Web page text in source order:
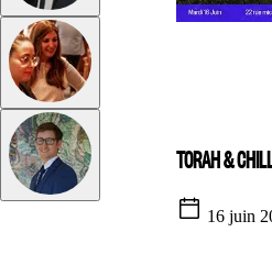
TORAH &
16 juin